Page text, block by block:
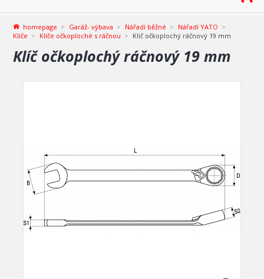
homepage Garáž- výbava Nářadí běžné
Nářadí YATO
Klíče
Klíče očkoploché s ráčnou Klíč očkoplochý ráčnový 19 mm
Klíč očkoplochý ráčnový 19 mm